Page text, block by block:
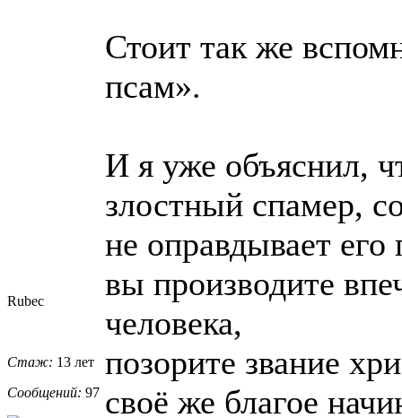
Rubec
Стаж: 13 лет
Сообщений: 97
Стоит так же
псам».
И я уже объяснил,
злостный спамер,
не оправдывает
вы производите
человека,
позорите звание
своё же благое